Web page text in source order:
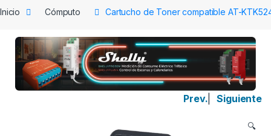
Inicio Cómputo Cartucho de Toner compatible AT-
Prev. Siguiente
🔍